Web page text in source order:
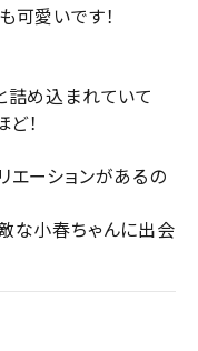
可愛いです！
詰め込まれていて
！
エーションがあるの
な小春ちゃんに出会